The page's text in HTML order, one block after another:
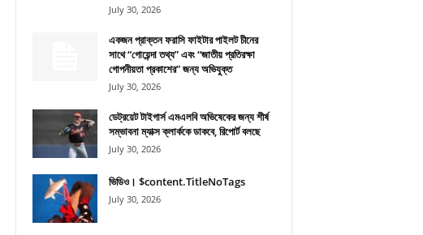
July 30, 2026
একজন প্রাক্তন ফরাসি ফাইটার পাইলট চীনের
সাথে “গোয়েন্দা তথ্য” এবং “জাতীয় প্রতিরক্ষা
গোপনীয়তা প্রকাশের” জন্য অভিযুক্ত
July 30, 2026
ডেট্রয়েট টাইগার্স এমএলবি অভিষেকের জন্য শীর্ষ
সম্ভাবনা ম্যাক্স ক্লার্ককে ডাকবে, রিপোর্ট বলছে
July 30, 2026
ভিডিও। $content.TitleNoTags
July 30, 2026